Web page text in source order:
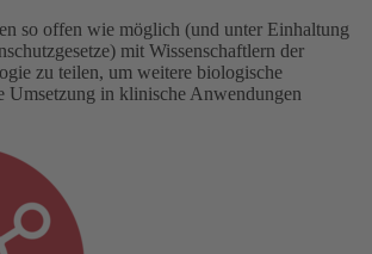
so offen wie möglich (und unter Einhaltung
mit Wissenschaftlern der
zu teilen, um weitere biologische
Umsetzung in klinische Anwendungen